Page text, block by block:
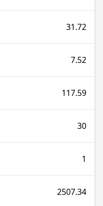
31.72
7.52
117.59
30
1
2507.34